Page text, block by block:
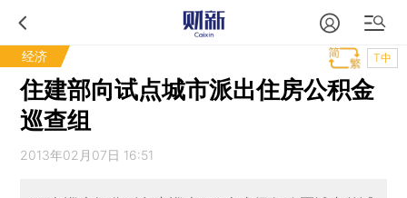
经济 T中
住建部向试点城市派出住房公积金
巡查组
2013年02月07日 16:51